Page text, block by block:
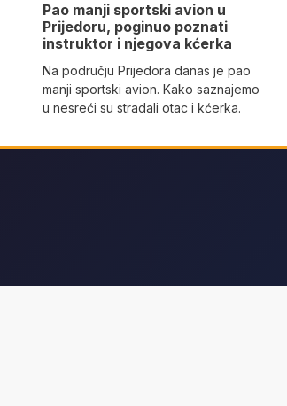
Pao manji sportski avion u
Prijedoru, poginuo poznati
instruktor i njegova kćerka
Na području Prijedora danas je pao
manji sportski avion. Kako saznajemo
u nesreći su stradali otac i kćerka.